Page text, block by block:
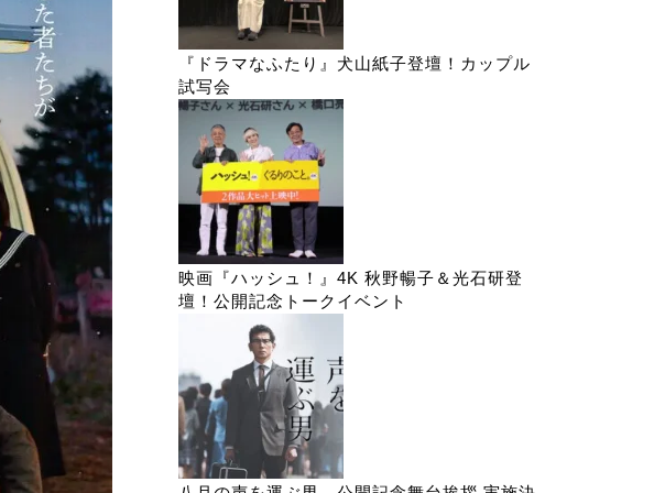
『ドラマなふたり』犬山紙子登壇！カップル
試写会
映画『ハッシュ！』4K 秋野暢子＆光石研登
壇！公開記念トークイベント